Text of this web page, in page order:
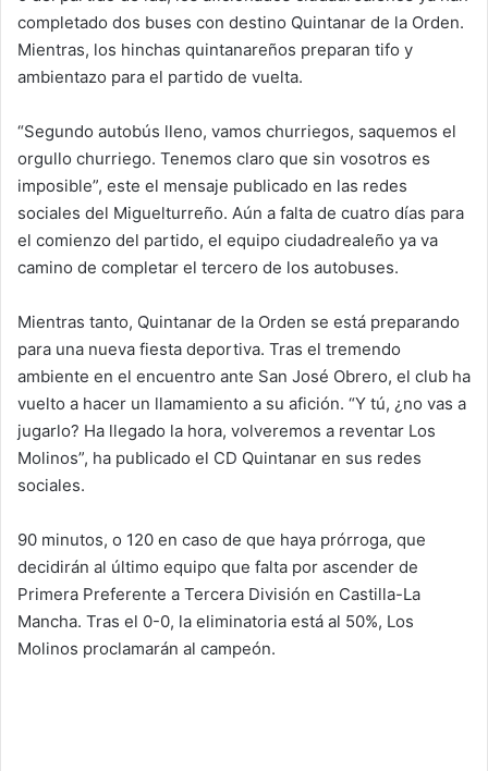
completado dos buses con destino Quintanar de la Orden.
Mientras, los hinchas quintanareños preparan tifo y
ambientazo para el partido de vuelta.
“Segundo autobús lleno, vamos churriegos, saquemos el
orgullo churriego. Tenemos claro que sin vosotros es
imposible”, este el mensaje publicado en las redes
sociales del Miguelturreño. Aún a falta de cuatro días para
el comienzo del partido, el equipo ciudadrealeño ya va
camino de completar el tercero de los autobuses.
Mientras tanto, Quintanar de la Orden se está preparando
para una nueva fiesta deportiva. Tras el tremendo
ambiente en el encuentro ante San José Obrero, el club ha
vuelto a hacer un llamamiento a su afición. “Y tú, ¿no vas a
jugarlo? Ha llegado la hora, volveremos a reventar Los
Molinos”, ha publicado el CD Quintanar en sus redes
sociales.
90 minutos, o 120 en caso de que haya prórroga, que
decidirán al último equipo que falta por ascender de
Primera Preferente a Tercera División en Castilla-La
Mancha. Tras el 0-0, la eliminatoria está al 50%, Los
Molinos proclamarán al campeón.